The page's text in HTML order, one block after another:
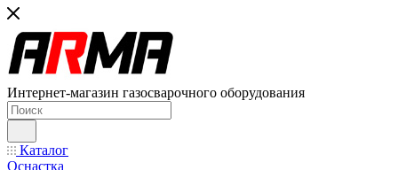
Интернет-магазин газосварочного оборудования
Каталог
Оснастка